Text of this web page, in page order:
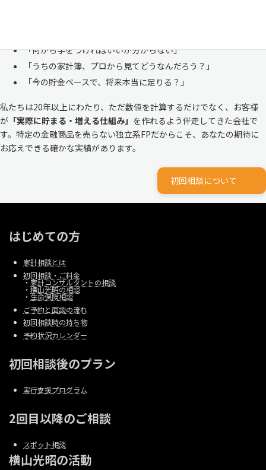
「何から手をつければいいか分からない」
「うちの家計簿、プロから見てどうなんだろう？」
「今の貯金ペースで、将来本当に足りる？」
私たちは20年以上にわたり、ただ数値を計算するだけでなく、お客様
が 「実際に貯まる・増える仕組み」 を作れるよう伴走してきた会社で
す。特定の金融商品を売らない独立系FPだからこそ、あなたの期待に
お応えできる確かな実績があります。
初回相談について
はじめての方
家計相談とは
初回相談・ご料金
・家計コンサルタントの相談
・ 横山光昭の相談
・ 生命保険相談
ご予約と面談の流れ
初回相談時の持ち物
予約状況カレンダー
初回相談後のプラン
実行支援プログラム
2回目以降のご相談
スポット相談
横山光昭の活動